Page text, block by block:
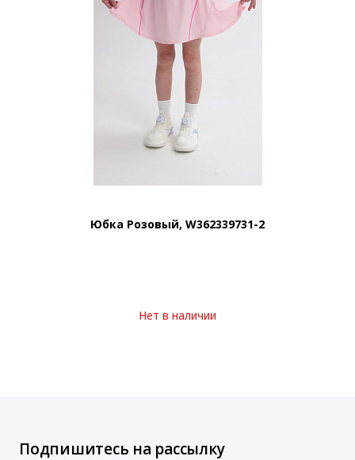
Юбка Розовый, W362339731-2
Нет в наличии
Подпишитесь на рассылку